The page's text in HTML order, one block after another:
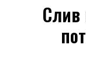
Слив